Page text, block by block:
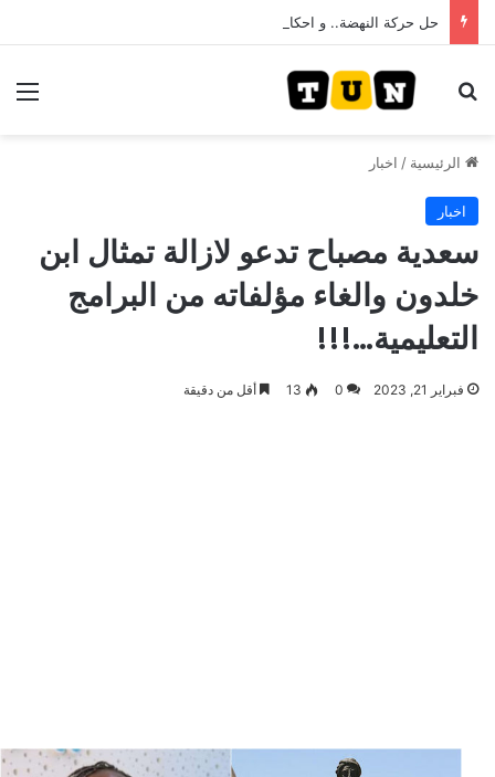
بحث عن
الرئيسية / اخبار
اخبار
سعدية مصباح تدعو لازالة تمثال ابن
خلدون والغاء مؤلفاته من البرامج
التعليمية…!!!
فبراير 21, 2023 0
13 أقل من دقيقة